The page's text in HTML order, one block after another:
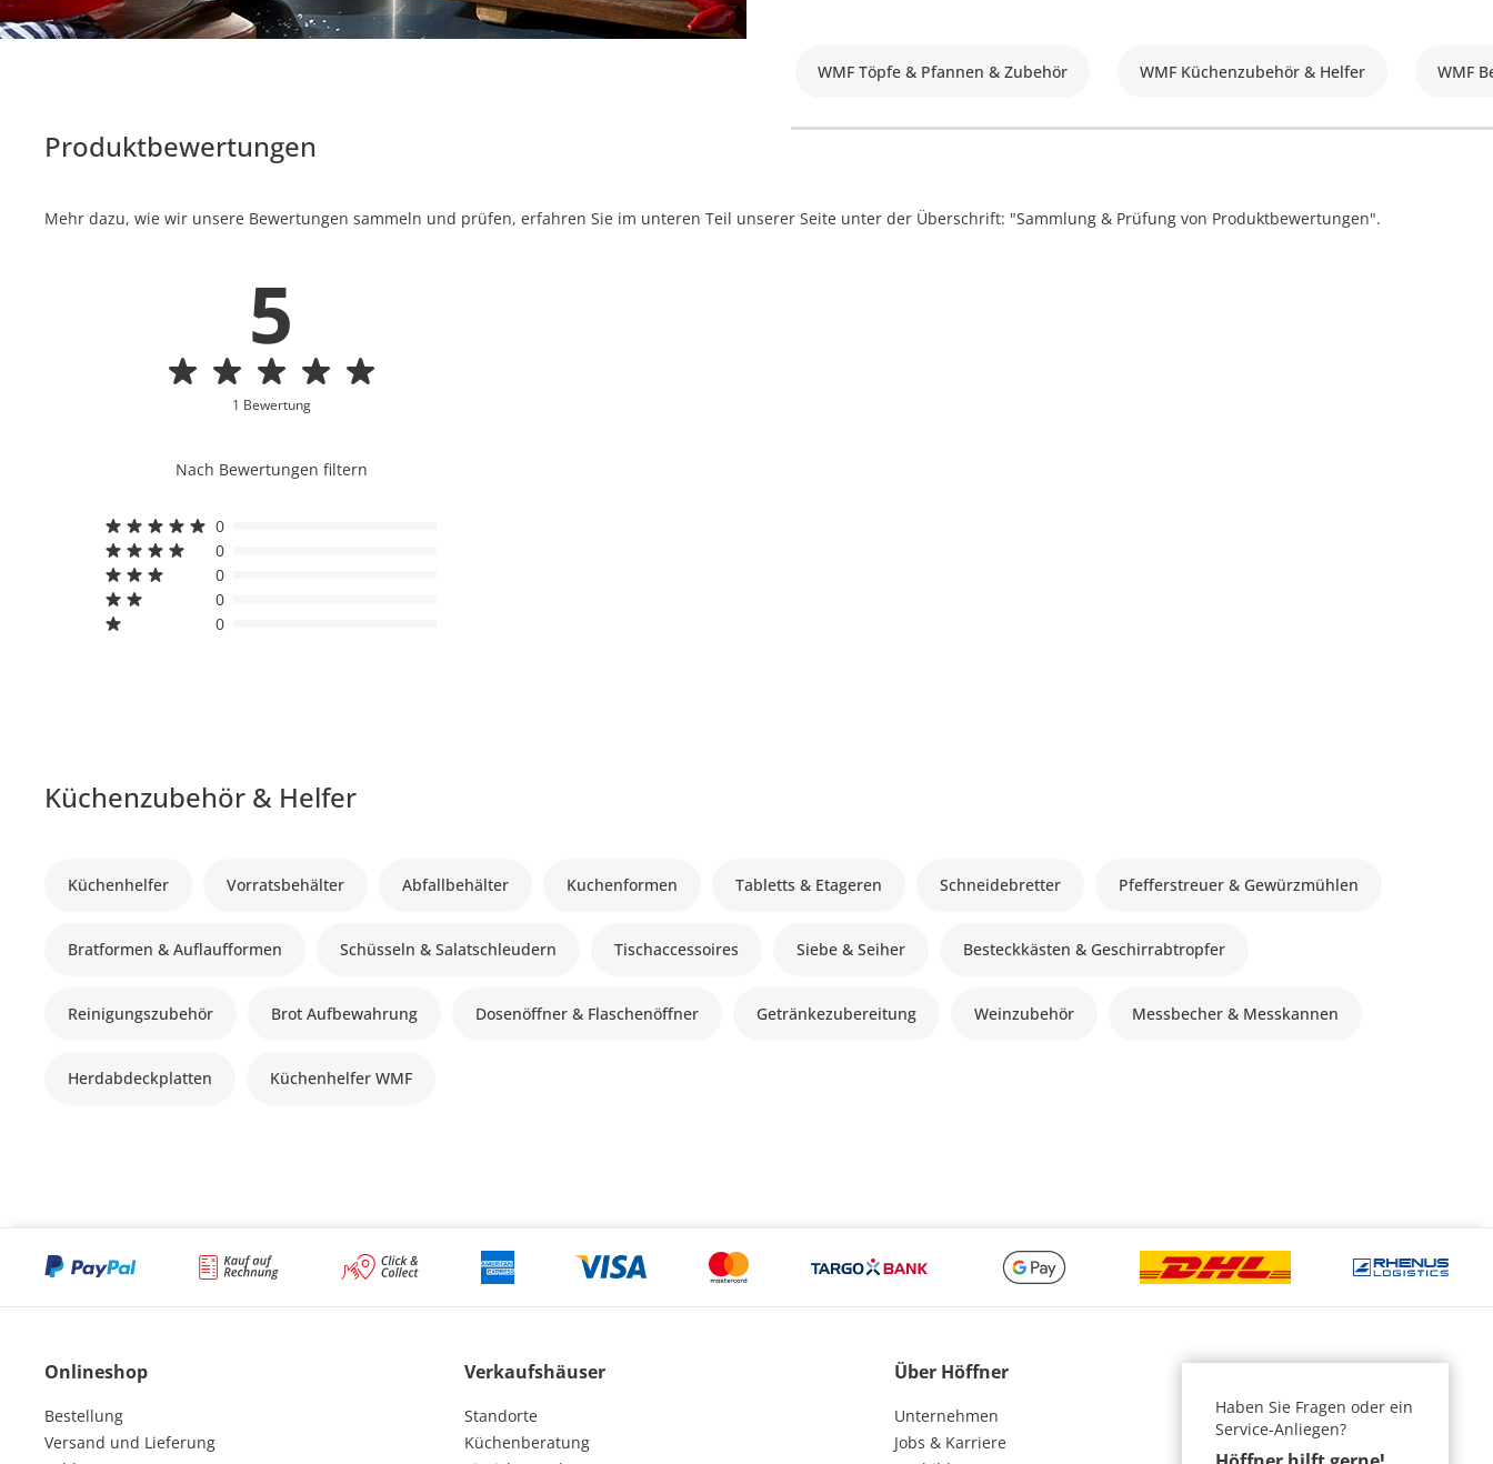
WMF Töpfe & Pfannen & Zubehör WMF Küchenzubehör & Helfer WMF
Produktbewertungen
Mehr dazu, wie wir unsere Bewertungen sammeln und prüfen, erfahren Sie im unteren Teil unserer Seite unter der Überschrift: "Sammlung & Prüfung von Produktbewertungen".
5
1 Bewertung
Nach Bewertungen filtern
0
0
0
0
0
Küchenzubehör & Helfer
Küchenhelfer Vorratsbehälter Abfallbehälter Kuchenformen Tabletts & Etageren Schneidebretter Pfefferstreuer & Gewürzmühlen
Bratformen & Auflaufformen Schüsseln & Salatschleudern Tischaccessoires Siebe & Seiher Besteckkästen & Geschirrabtropfer
Reinigungszubehör Brot Aufbewahrung Dosenöffner & Flaschenöffner Getränkezubereitung Weinzubehör Messbecher & Messkannen
Herdabdeckplatten Küchenhelfer WMF
Onlineshop
Bestellung
Versand und Lieferung
Verkaufshäuser
Standorte
Küchenberatung
Über Höffner
Unternehmen
Jobs & Karriere
Haben Sie Fragen oder ein
Service-Anliegen?